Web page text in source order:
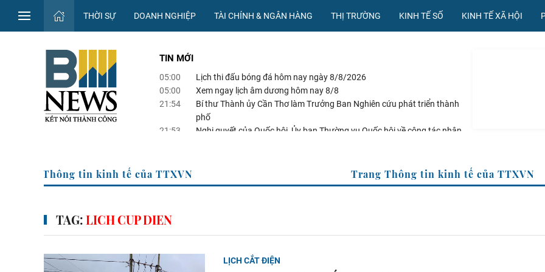
THỜI SỰ DOANH NGHIỆP TÀI CHÍNH & NGÂN HÀNG THỊ TRƯỜNG KINH TẾ SỐ KINH TẾ XÃ HỘI
TIN MỚI
05:00
Lịch thi đấu bóng đá hôm nay ngày 8/8/2026
05:00
Xem ngay lịch âm dương hôm nay 8/8
21:54
Bí thư Thành ủy Cần Thơ làm Trưởng Ban Nghiên cứu phát triển thành
phố
21:53
Nghị quyết của Quốc hội, Ủy ban Thường vụ Quốc hội về công tác nhân
Trang Thông tin kinh tế của TTXVN Trang Thông tin kinh tế
TAG:LICH CUP DIEN
LỊCH CẮT ĐIỆN